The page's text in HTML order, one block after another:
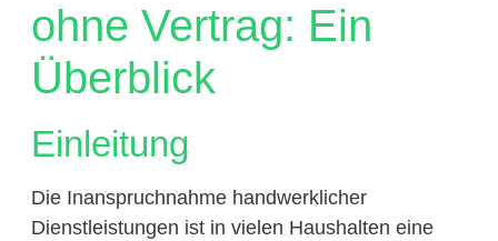
ohne Vertrag: Ein
Überblick
Einleitung
Die Inanspruchnahme handwerklicher
Dienstleistungen ist in vielen Haushalten eine